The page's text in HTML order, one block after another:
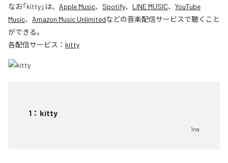
なお「kitty」は、 Apple Music、 Spotify、 LINE MUSIC、 YouTube
Music、 Amazon Music Unlimitedなどの音楽配信サービスで聴くこと
ができる。
各配信サービス： kitty
1 ： kitty
1na